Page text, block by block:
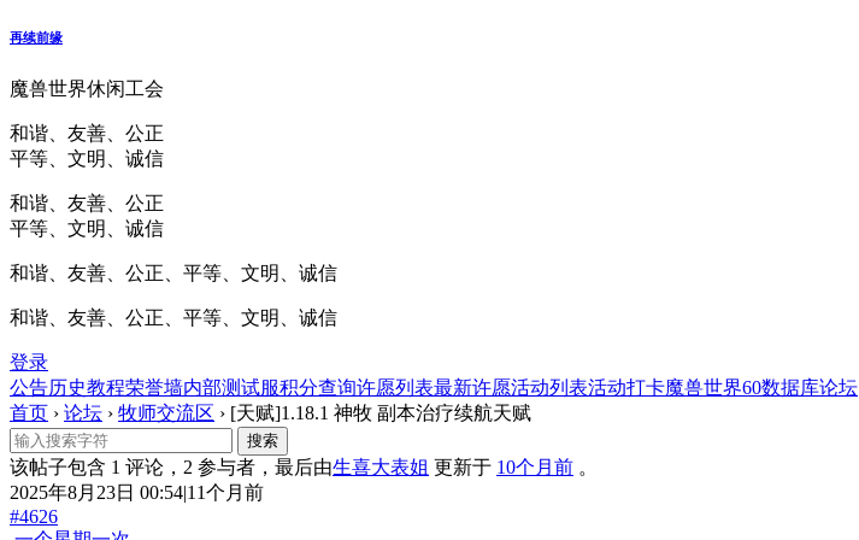
再续前缘
魔兽世界休闲工会
和谐、友善、公正
平等、文明、诚信
和谐、友善、公正
平等、文明、诚信
和谐、友善、公正、平等、文明、诚信
和谐、友善、公正、平等、文明、诚信
登录
公告历史教程荣誉墙内部测试服积分查询许愿列表最新许愿活动列表活动打卡魔兽世界60数据库论坛
首页 › 论坛 › 牧师交流区 › [天赋]1.18.1 神牧 副本治疗续航天赋
该帖子包含 1 评论，2 参与者，最后由生喜大表姐 更新于 10个月前 。
2025年8月23日 00:54|11个月前
#4626